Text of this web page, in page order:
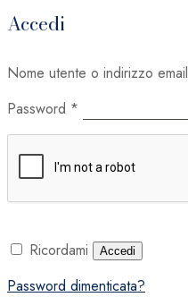
Accedi
Nome utente o indirizzo email
Password *
Ricordami Accedi
Password dimenticata?